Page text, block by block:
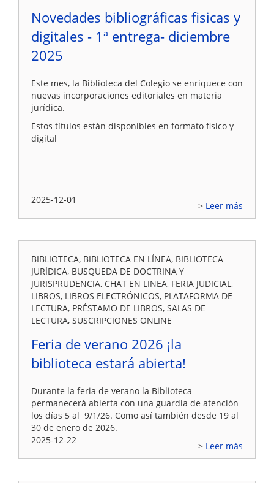
Novedades bibliográficas fisicas y
digitales - 1ª entrega- diciembre
2025
Este mes, la Biblioteca del Colegio se enriquece con
nuevas incorporaciones editoriales en materia
jurídica.
Estos títulos están disponibles en formato fisico y
digital
2025-12-01
Leer más
BIBLIOTECA, BIBLIOTECA EN LÍNEA, BIBLIOTECA
JURÍDICA, BUSQUEDA DE DOCTRINA Y
JURISPRUDENCIA, CHAT EN LINEA, FERIA JUDICIAL,
LIBROS, LIBROS ELECTRÓNICOS, PLATAFORMA DE
LECTURA, PRÉSTAMO DE LIBROS, SALAS DE
LECTURA, SUSCRIPCIONES ONLINE
Feria de verano 2026 ¡la
biblioteca estará abierta!
Durante la feria de verano la Biblioteca
permanecerá abierta con una guardia de atención
los días 5 al 9/1/26. Como así también desde 19 al
30 de enero de 2026.
2025-12-22
Leer más